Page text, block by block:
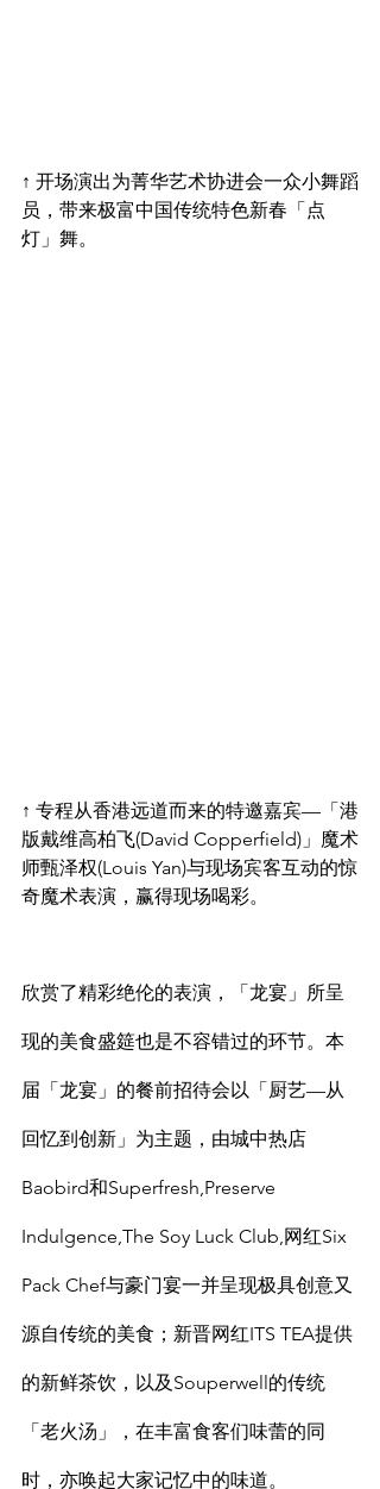
↑ 开场演出为菁华艺术协进会一众小舞蹈
员，带来极富中国传统特色新春「点
灯」舞。
↑ 专程从香港远道而来的特邀嘉宾—「港
版戴维高柏飞(David Copperfield)」魔术
师甄泽权(Louis Yan)与现场宾客互动的惊
奇魔术表演，赢得现场喝彩。
欣赏了精彩绝伦的表演，「龙宴」所呈
现的美食盛筵也是不容错过的环节。本
届「龙宴」的餐前招待会以「厨艺—从
回忆到创新」为主题，由城中热店
Baobird和Superfresh,Preserve
Indulgence,The Soy Luck Club,网红Six
Pack Chef与豪门宴一并呈现极具创意又
源自传统的美食；新晋网红ITS TEA提供
的新鲜茶饮，以及Souperwell的传统
「老火汤」，在丰富食客们味蕾的同
时，亦唤起大家记忆中的味道。